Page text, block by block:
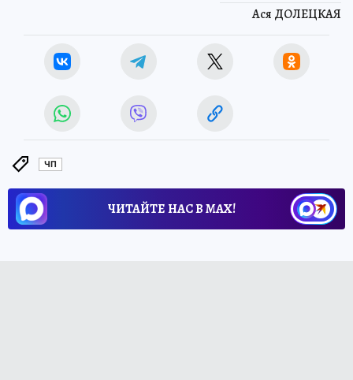
Ася ДОЛЕЦКАЯ
ЧП
ЧИТАЙТЕ НАС В МАХ!